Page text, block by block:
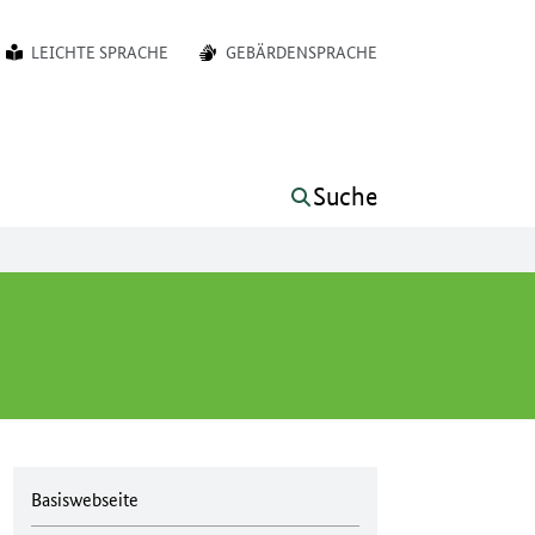
LEICHTE SPRACHE GEBÄRDENSPRACHE
Suche
Basiswebseite